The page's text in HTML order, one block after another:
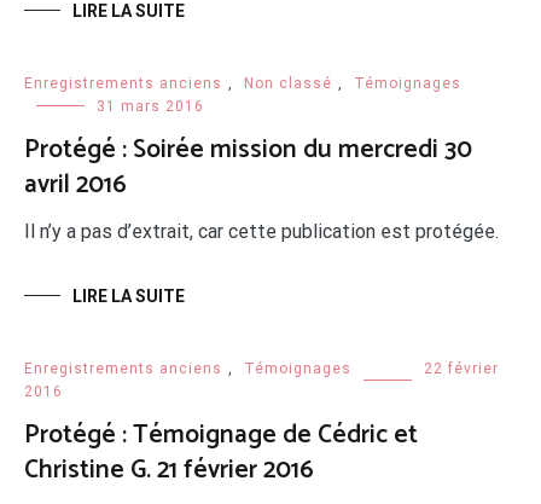
LIRE LA SUITE
Enregistrements anciens , Non classé ,
Témoignages
31 mars 2016
Protégé : Soirée mission du mercredi 30
avril 2016
Il n’y a pas d’extrait, car cette publication est protégée.
LIRE LA SUITE
Enregistrements anciens , Témoignages
22 février
2016
Protégé : Témoignage de Cédric et
Christine G. 21 février 2016